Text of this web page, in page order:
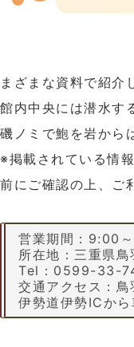
まざまな資料で紹介
館内中央には潜水す
磯ノミで鮑を岩から
※掲載されている情
前にご確認の上、ご
営業期間：9:00
所在地：三重県
Tel：0599-33-
交通アクセス：
伊勢道伊勢ICか